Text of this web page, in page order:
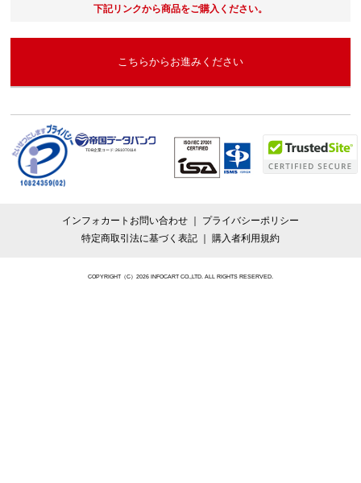
下記リンクから商品をご購入ください。
こちらからお進みください
TDB企業コード:261070114
インフォカートお問い合わせ
プライバシーポリシー
特定商取引法に基づく表記
購入者利用規約
COPYRIGHT（C）2026 INFOCART CO.,LTD. ALL RIGHTS RESERVED.